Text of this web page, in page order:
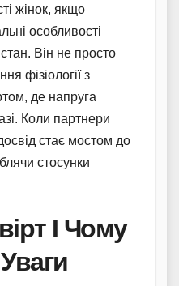
жінок, якщо
особливості
Він не просто
фізіології з
де напруга
Коли партнери
стає мостом до
стосунки
І Чому